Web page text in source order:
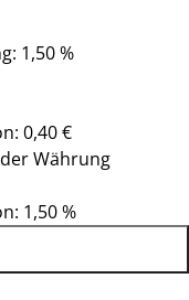
1,50 %
0,40 €
Währung
1,50 %